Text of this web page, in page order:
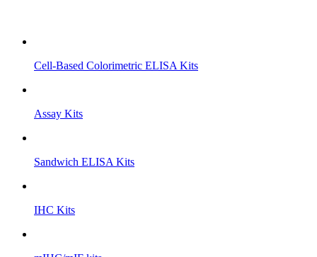
Cell-Based Colorimetric ELISA Kits
Assay Kits
Sandwich ELISA Kits
IHC Kits